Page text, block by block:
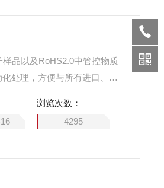
品以及RoHS2.0中管控物质
处理，方便与所有进口、国
浏览次数：
4295